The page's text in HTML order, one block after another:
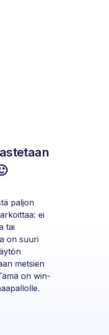
paljon
ei
tai
on suuri
metsien
on win-